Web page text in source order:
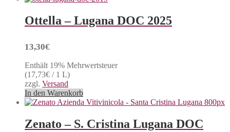
Ottella – Lugana DOC 2025
13,30€
Enthält 19% Mehrwertsteuer
(17,73€ / 1 L)
zzgl. Versand
In den Warenkorb
Zenato – S. Cristina Lugana DOC